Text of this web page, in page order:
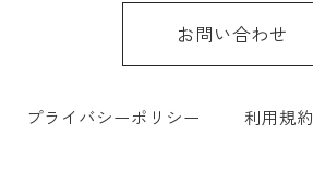
お問い合わせ
プライバシーポリシー 利用規約